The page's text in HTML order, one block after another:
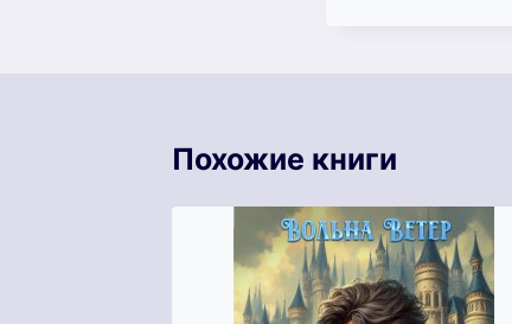
Похожие книги